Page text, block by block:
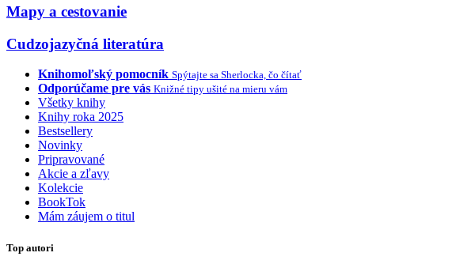
Mapy a cestovanie
Cudzojazyčná literatúra
Knihomoľský pomocník Spýtajte sa Sherlocka, čo čítať
Odporúčame pre vás Knižné tipy ušité na mieru vám
Všetky knihy
Knihy roka 2025
Bestsellery
Novinky
Pripravované
Akcie a zľavy
Kolekcie
BookTok
Mám záujem o titul
Top autori